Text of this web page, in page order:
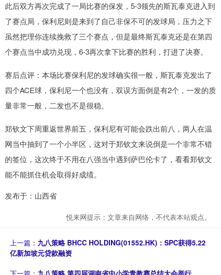
此后双方再次完成了一局比赛的保发，5-3领先的斯瓦泰克进入到
了赛点局，保利尼则是来到了自己非保不可的发球局，压力之下
虽然把理你连续挽救了三个赛点，但是最终斯瓦泰克还是在第四
个赛点当中成功兑现，6-3再次拿下比赛的胜利，打进了决赛。
赛后点评：本场比赛保利尼的发球确实很一般，斯瓦泰克发出了
四个ACE球，保利尼一个也没有，双误方面倒是有2个，一发的质
量非常一般，二发也不是很稳。
郑钦文下周重返世界前五，保利尼有可能会跌出前八，两人在温
网当中抽到了一个小半区，这对于郑钦文来说倒是一个非常不错
的签位，这次终于不用在八强当中遇到萨巴伦卡了，看看郑钦文
能不能抓住机会取得好成绩。
发布于：山西省
悦来网提示：文章来自网络，不代表本站观点。
上一篇： 九八策略 BHCC HOLDING(01552.HK)：SPC获得5.22
亿新加坡元贷款融资
下一篇： 九八策略 第四届湖南省中小学青教赛总结大会举行